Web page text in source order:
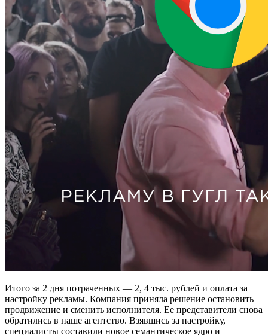
Итого за 2 дня потраченных — 2, 4 тыс. рублей и оплата за
настройку рекламы. Компания приняла решение остановить
продвижение и сменить исполнителя. Ее представители снова
обратились в наше агентство. Взявшись за настройку,
специалисты составили новое семантическое ядро и